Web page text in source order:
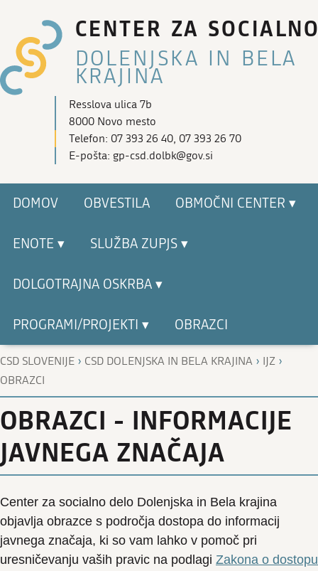
CENTER ZA
DOLENJSKA IN BELA
KRAJINA
Resslova ulica 7b
8000 Novo mesto
Telefon: 07 393 26 40, 07 393 26 70
E-pošta: gp-csd.dolbk@gov.si
DOMOV OBVESTILA OBMOČNI CENTER ▾
ENOTE ▾ SLUŽBA ZUPJS ▾
DOLGOTRAJNA OSKRBA ▾
PROGRAMI/PROJEKTI ▾ OBRAZCI
CSD SLOVENIJE › CSD DOLENJSKA IN BELA KRAJINA › IJZ ›
OBRAZCI
OBRAZCI - INFORMACIJE
JAVNEGA ZNAČAJA
Center za socialno delo Dolenjska in Bela krajina
objavlja obrazce s področja dostopa do informacij
javnega značaja, ki so vam lahko v pomoč pri
uresničevanju vaših pravic na podlagi Zakona o dostopu